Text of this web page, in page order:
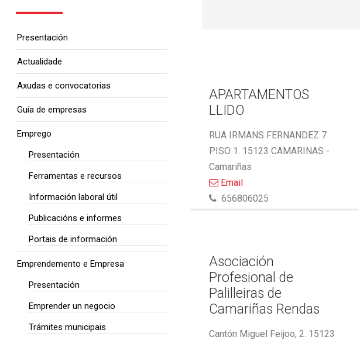
APARTAMENTOS
LLIDO
RUA IRMANS FERNANDEZ 7
PISO 1. 15123 CAMARINAS -
Camariñas
Email
656806025
Asociación
Profesional de
Palilleiras de
Camariñas Rendas
Cantón Miguel Feijoo, 2. 15123
Presentación
Actualidade
Axudas e convocatorias
Guía de empresas
Emprego
Presentación
Ferramentas e recursos
Información laboral útil
Publicacións e informes
Portais de información
Emprendemento e Empresa
Presentación
Emprender un negocio
Trámites municipais